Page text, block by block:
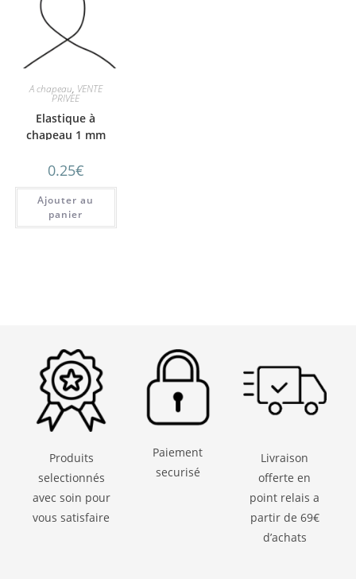
A chapeau, VENTE
PRIVEE
Elastique à
chapeau 1 mm
0.25€
Ajouter au
panier
Produits
selectionnés
avec soin pour
vous satisfaire
Paiement
securisé
Livraison
offerte en
point relais a
partir de 69€
d’achats